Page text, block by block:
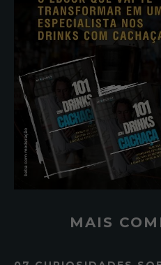
MAIS